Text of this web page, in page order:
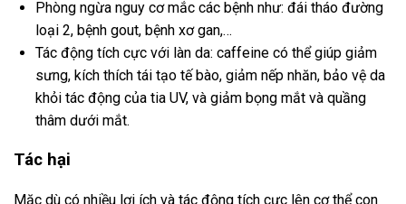
Phòng ngừa nguy cơ mắc các bệnh như: đái tháo đường
loại 2, bệnh gout, bệnh xơ gan,…
Tác động tích cực với làn da: caffeine có thể giúp giảm
sưng, kích thích tái tạo tế bào, giảm nếp nhăn, bảo vệ da
khỏi tác động của tia UV, và giảm bọng mắt và quầng
thâm dưới mắt.
Tác hại
Mặc dù có nhiều lợi ích và tác động tích cực lên cơ thể con